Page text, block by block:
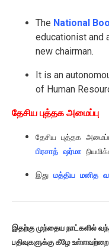
The National
educationist and
new chairman.
It is an
of Human
தேசிய புத்தக அமைப்பு
தேசிய புத்தக
பிரசாத் ஷர்மா
இது மத்திய மனித
இதற்கு முந்தைய நாட்களில்
பதிவுகளுக்கு கீழே உள்ளவற்றை